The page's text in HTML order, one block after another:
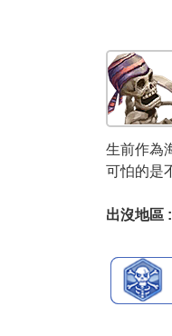
生前作為
可怕的是
出沒地區